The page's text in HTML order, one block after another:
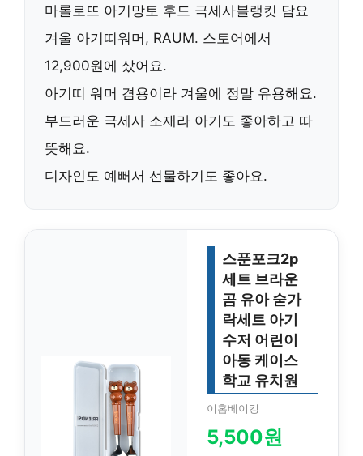
마롤로뜨 아기망토 후드 극세사블랭킷 담요
겨울 아기띠워머, RAUM. 스토어에서
12,900원에 샀어요.
아기띠 워머 겸용이라 겨울에 정말 유용해요.
부드러운 극세사 소재라 아기도 좋아하고 따
뜻해요.
디자인도 예뻐서 선물하기도 좋아요.
스푼포크2p
세트 브라운
곰 유아 숟가
락세트 아기
수저 어린이
아동 케이스
학교 유치원
이홈베이킹
5,500원